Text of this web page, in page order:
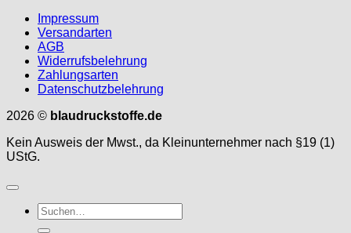
Impressum
Versandarten
AGB
Widerrufsbelehrung
Zahlungsarten
Datenschutzbelehrung
2026 © blaudruckstoffe.de
Kein Ausweis der Mwst., da Kleinunternehmer nach §19 (1)
UStG.
Suche
nach: